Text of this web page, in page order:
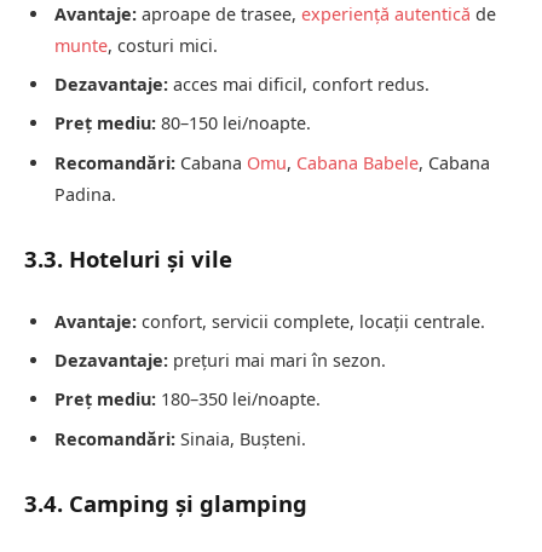
Avantaje: aproape de trasee, experiență autentică de
munte, costuri mici.
Dezavantaje: acces mai dificil, confort redus.
Preț mediu: 80–150 lei/noapte.
Recomandări: Cabana Omu, Cabana Babele, Cabana
Padina.
3.3. Hoteluri și vile
Avantaje: confort, servicii complete, locații centrale.
Dezavantaje: prețuri mai mari în sezon.
Preț mediu: 180–350 lei/noapte.
Recomandări: Sinaia, Bușteni.
3.4. Camping și glamping